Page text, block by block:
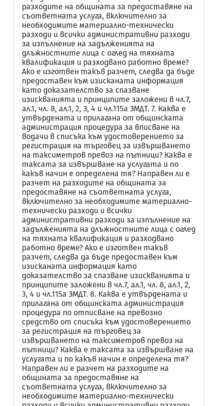
разходите на общината за предоставяне на
съответната услуга, включително за
необходимите материално-технически
разходи и всички административни разходи
за изпълнение на задълженията на
длъжностните лица с оглед на тяхната
квалификация и разходвано работно време?
Ако е изготвен такъв разчет, следва да бъде
предоставен към изисканата информация
като доказателство за спазване
изискванията и принципите заложени в чл.7,
ал.1, чл. 8, ал.1, 2, 3, 4 и чл.115а ЗМДТ. 7. Каква е
утвърдената и прилагана от общинската
администрация процедура за вписване на
водачи в списъка към удостоверението за
регистрация на търговец за извършването
на таксиметров превоз на пътници? Каква е
таксата за извършване на услугата и по
какъв начин е определена тя? Направен ли е
разчет на разходите на общината за
предоставяне на съответната услуга,
включително за необходимите материално-
технически разходи и всички
административни разходи за изпълнение на
задълженията на длъжностните лица с оглед
на тяхната квалификация и разходвано
работно време? Ако е изготвен такъв
разчет, следва да бъде предоставен към
изисканата информация като
доказателство за спазване изискванията и
принципите заложени в чл.7, ал.1, чл. 8, ал.1, 2,
3, 4 и чл.115а ЗМДТ. 8. Каква е утвърдената и
прилагана от общинската администрация
процедура по отписване на превозно
средство от списъка към удостоверението
за регистрация на търговец за
извършването на таксиметров превоз на
пътници? Каква е таксата за извършване на
услугата и по какъв начин е определена тя?
Направен ли е разчет на разходите на
общината за предоставяне на
съответната услуга, включително за
необходимите материално-технически